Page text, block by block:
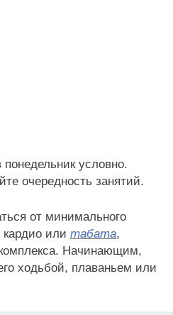
условно.
очередность занятий.
от минимального
или табата,
Начинающим,
ходьбой, плаваньем или